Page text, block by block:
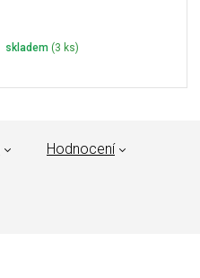
skladem (3 ks)
Hodnocení